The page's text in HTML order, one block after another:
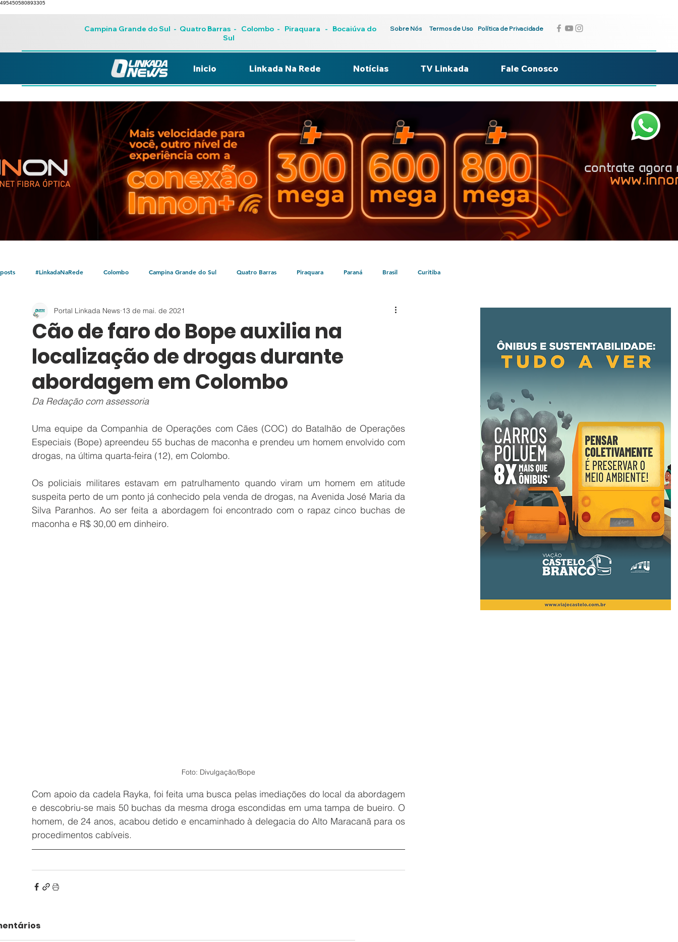
495450580893305
Campina Grande do Sul - Quatro Barras- Colombo- Piraquara - Bocaiúva do
Sul
Sobre Nós Termos de Uso Política de Privacidade
Inicio Linkada Na Rede Notícias TV Linkada Fale Conosco
#LinkadaNaRede Colombo Campina Grande do Sul Quatro Barras Piraquara Paraná Brasil Curitiba
Policial Bocaiúva do Sul Litoral
Cão de faro do Bope auxilia na
localização de drogas durante
abordagem em Colombo
Portal Linkada News 13 de mai. de 2021
Da Redação com assessoria
Uma equipe da Companhia de Operações com Cães (COC) do Batalhão de Operações
Especiais (Bope) apreendeu 55 buchas de maconha e prendeu um homem envolvido com
drogas, na última quarta-feira (12), em Colombo.
Os policiais militares estavam em patrulhamento quando viram um homem em atitude
suspeita perto de um ponto já conhecido pela venda de drogas, na Avenida José Maria da
Silva Paranhos. Ao ser feita a abordagem foi encontrado com o rapaz cinco buchas de
maconha e R$ 30,00 em dinheiro.
Foto: Divulgação/Bope
Com apoio da cadela Rayka, foi feita uma busca pelas imediações do local da abordagem
e descobriu-se mais 50 buchas da mesma droga escondidas em uma tampa de bueiro. O
homem, de 24 anos, acabou detido e encaminhado à delegacia do Alto Maracanã para os
procedimentos cabíveis.